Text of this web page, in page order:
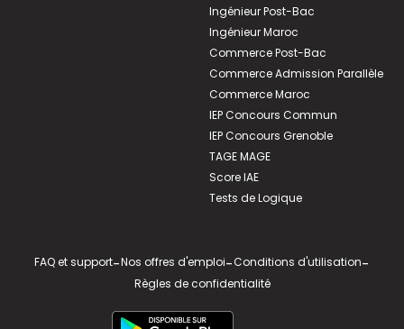
Ingénieur Post-Bac
Ingénieur Maroc
Commerce Post-Bac
Commerce Admission Parallèle
Commerce Maroc
IEP Concours Commun
IEP Concours Grenoble
TAGE MAGE
Score IAE
Tests de Logique
FAQ et support-Nos offres d'emploi-Conditions d'utilisation-
Règles de confidentialité